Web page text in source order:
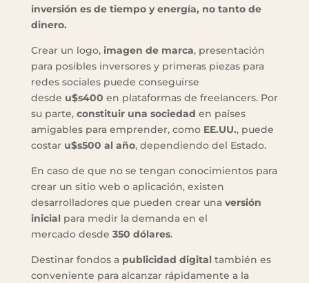
inversión es de tiempo y energía, no tanto de
dinero.
Crear un logo, imagen de marca, presentación
para posibles inversores y primeras piezas para
redes sociales puede conseguirse
desde u$s400 en plataformas de freelancers. Por
su parte, constituir una sociedad en países
amigables para emprender, como EE.UU., puede
costar u$s500 al año, dependiendo del Estado.
En caso de que no se tengan conocimientos para
crear un sitio web o aplicación, existen
desarrolladores que pueden crear una versión
inicial para medir la demanda en el
mercado desde 350 dólares.
Destinar fondos a publicidad digital también es
conveniente para alcanzar rápidamente a la